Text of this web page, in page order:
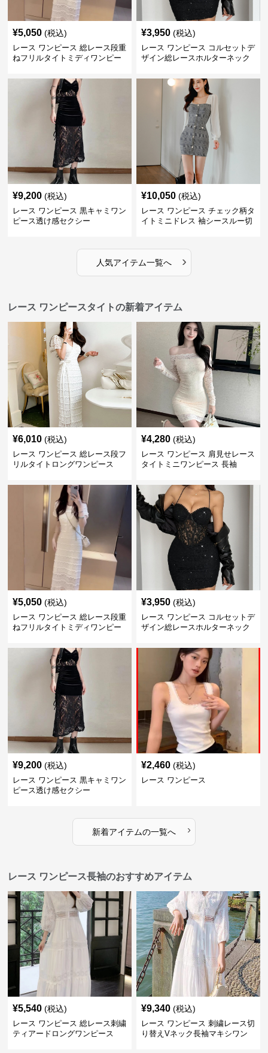
¥5,050 (税込)
レース ワンピース 総レース段重
ねフリルタイトミディワンピー
¥3,950 (税込)
レース ワンピース コルセットデ
ザイン総レースホルターネック
¥9,200 (税込)
レース ワンピース 黒キャミワン
ピース透け感セクシー
¥10,050 (税込)
レース ワンピース チェック柄タ
イトミニドレス 袖シースルー切
人気アイテム一覧へ ›
レース ワンピースタイトの新着アイテム
¥6,010 (税込)
レース ワンピース 総レース段フ
リルタイトロングワンピース
¥4,280 (税込)
レース ワンピース 肩見せレース
タイトミニワンピース 長袖
¥5,050 (税込)
レース ワンピース 総レース段重
ねフリルタイトミディワンピー
¥3,950 (税込)
レース ワンピース コルセットデ
ザイン総レースホルターネック
¥9,200 (税込)
レース ワンピース 黒キャミワン
ピース透け感セクシー
¥2,460 (税込)
レース ワンピース
新着アイテムの一覧へ ›
レース ワンピース長袖のおすすめアイテム
¥5,540 (税込)
レース ワンピース 総レース刺繍
ティアードロングワンピース
¥9,340 (税込)
レース ワンピース 刺繍レース切
り替えVネック長袖マキシワン